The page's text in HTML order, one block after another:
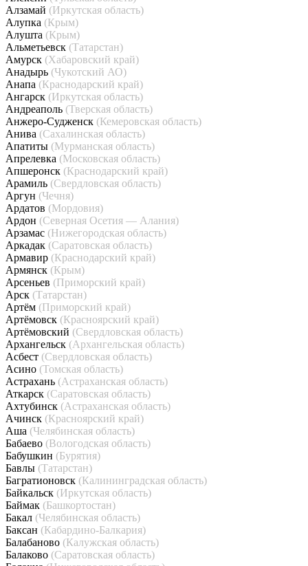
Алзамай (Иркутская область)
Алупка (Крым)
Алушта (Крым)
Альметьевск (Татарстан)
Амурск (Хабаровский край)
Анадырь (Чукотский АО)
Анапа (Краснодарский край)
Ангарск (Иркутская область)
Андреаполь (Тверская область)
Анжеро-Судженск (Кемеровская область)
Анива (Сахалинская область)
Апатиты (Мурманская область)
Апрелевка (Московская область)
Апшеронск (Краснодарский край)
Арамиль (Свердловская область)
Аргун (Чечня)
Ардатов (Мордовия)
Ардон (Северная Осетия — Алания)
Арзамас (Нижегородская область)
Аркадак (Саратовская область)
Армавир (Краснодарский край)
Армянск (Крым)
Арсеньев (Приморский край)
Арск (Татарстан)
Артём (Приморский край)
Артёмовск (Красноярский край)
Артёмовский (Свердловская область)
Архангельск (Архангельская область)
Асбест (Свердловская область)
Асино (Томская область)
Астрахань (Астраханская область)
Аткарск (Саратовская область)
Ахтубинск (Астраханская область)
Ачинск (Красноярский край)
Аша (Челябинская область)
Бабаево (Вологодская область)
Бабушкин (Бурятия)
Бавлы (Татарстан)
Багратионовск (Калининградская область)
Байкальск (Иркутская область)
Баймак (Башкортостан)
Бакал (Челябинская область)
Баксан (Кабардино-Балкария)
Балабаново (Калужская область)
Балаково (Саратовская область)